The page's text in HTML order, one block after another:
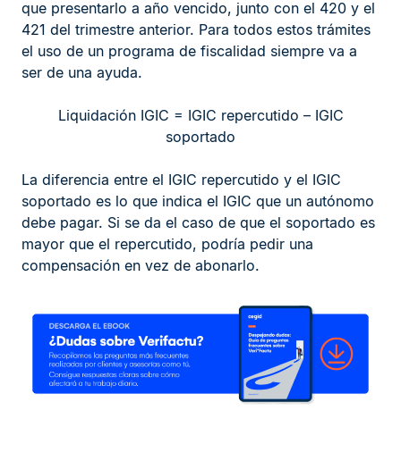
que presentarlo a año vencido, junto con el 420 y el
421 del trimestre anterior. Para todos estos trámites
el uso de un programa de fiscalidad siempre va a
ser de una ayuda.
Liquidación IGIC = IGIC repercutido – IGIC
soportado
La diferencia entre el IGIC repercutido y el IGIC
soportado es lo que indica el IGIC que un autónomo
debe pagar. Si se da el caso de que el soportado es
mayor que el repercutido, podría pedir una
compensación en vez de abonarlo.